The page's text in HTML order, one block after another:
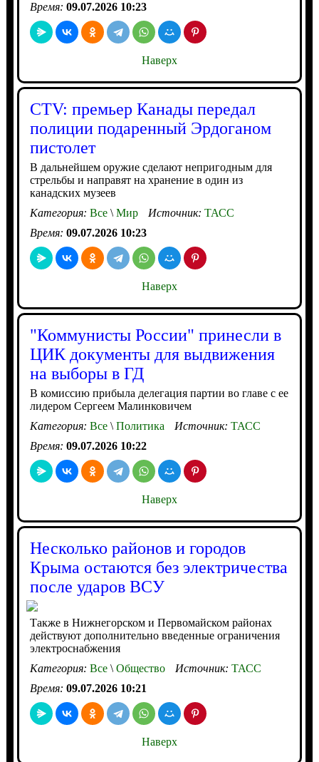
Время: 09.07.2026 10:23
Наверх
CTV: премьер Канады передал
полиции подаренный Эрдоганом
пистолет
В дальнейшем оружие сделают непригодным для
стрельбы и направят на хранение в один из
канадских музеев
Категория: Все\Мир Источник: ТАСС
Время: 09.07.2026 10:23
Наверх
"Коммунисты России" принесли в
ЦИК документы для выдвижения
на выборы в ГД
В комиссию прибыла делегация партии во главе с ее
лидером Сергеем Малинковичем
Категория: Все\Политика Источник: ТАСС
Время: 09.07.2026 10:22
Наверх
Несколько районов и городов
Крыма остаются без электричества
после ударов ВСУ
Также в Нижнегорском и Первомайском районах
действуют дополнительно введенные ограничения
электроснабжения
Категория: Все\Общество Источник: ТАСС
Время: 09.07.2026 10:21
Наверх